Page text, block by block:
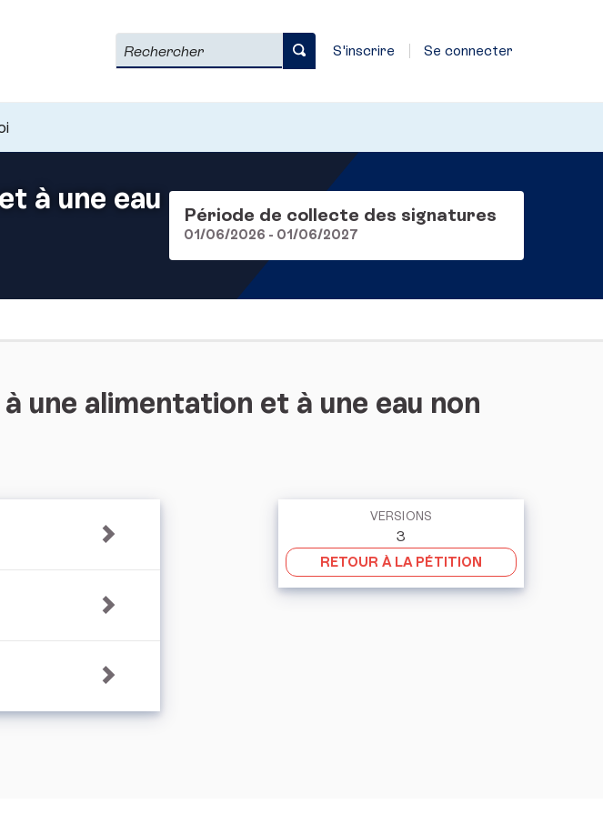
Rechercher S'inscrire Se connecter
à une eau
Période de collecte des signatures
01/06/2026 - 01/06/2027
une alimentation et à une eau non
VERSIONS
3
RETOUR À LA PÉTITION